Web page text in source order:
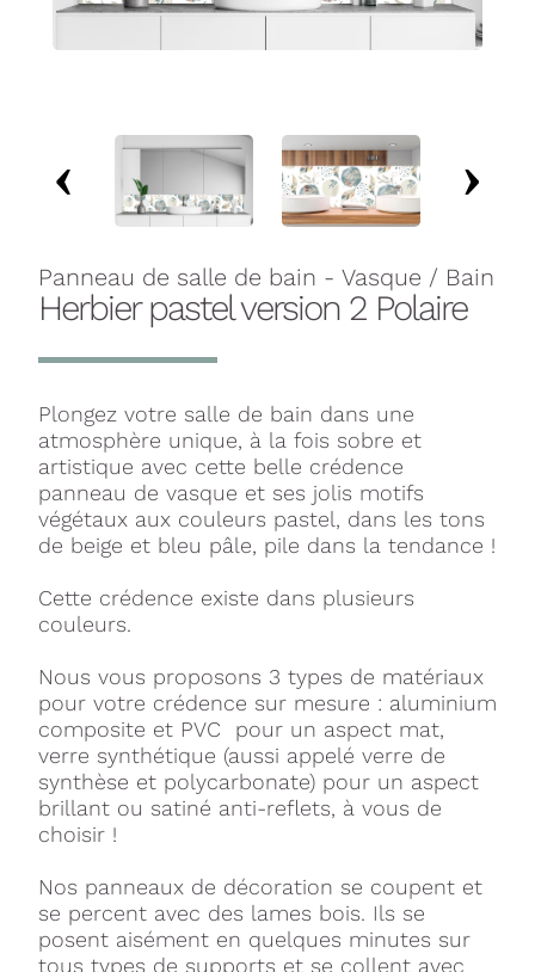
Panneau de salle de bain - Vasque / Bain
Herbier pastel version 2 Polaire
Plongez votre salle de bain dans une
atmosphère unique, à la fois sobre et
artistique avec cette belle crédence
panneau de vasque et ses jolis motifs
végétaux aux couleurs pastel, dans les tons
de beige et bleu pâle, pile dans la tendance !
Cette crédence existe dans plusieurs
couleurs.
Nous vous proposons 3 types de matériaux
pour votre crédence sur mesure : aluminium
composite et PVC pour un aspect mat,
verre synthétique (aussi appelé verre de
synthèse et polycarbonate) pour un aspect
brillant ou satiné anti-reflets, à vous de
choisir !
Nos panneaux de décoration se coupent et
se percent avec des lames bois. Ils se
posent aisément en quelques minutes sur
tous types de supports et se collent avec